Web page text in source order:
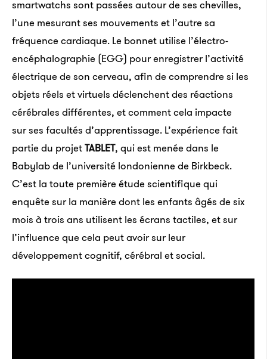
smartwatchs sont passées autour de ses chevilles,
l’une mesurant ses mouvements et l’autre sa
fréquence cardiaque. Le bonnet utilise l’électro-
encéphalographie (EGG) pour enregistrer l’activité
électrique de son cerveau, afin de comprendre si les
objets réels et virtuels déclenchent des réactions
cérébrales différentes, et comment cela impacte
sur ses facultés d’apprentissage. L’expérience fait
partie du projetTABLET, qui est menée dans le
Babylab de l’université londonienne de Birkbeck.
C’est la toute première étude scientifique qui
enquête sur la manière dont les enfants âgés de six
mois à trois ans utilisent les écrans tactiles, et sur
l’influence que cela peut avoir sur leur
développement cognitif, cérébral et social.